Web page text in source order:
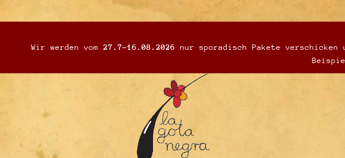
Wir werden vom 27.7-16.08.2026 nur sporadisch Pakete verschicken
Navigation
springen
springen